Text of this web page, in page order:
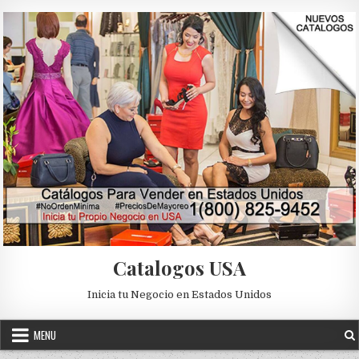
Catalogos USA
Inicia tu Negocio en Estados Unidos
MENU